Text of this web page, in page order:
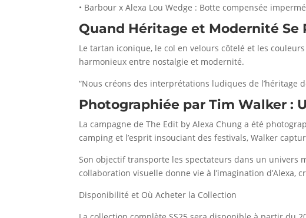
• Barbour x Alexa Lou Wedge : Botte compensée
Quand Héritage et Modernité Se
Le tartan iconique, le col en velours côtelé et les
harmonieux entre nostalgie et modernité.
“Nous créons des interprétations ludiques de l’héritage
Photographiée par Tim Walker :
La campagne de The Edit by Alexa Chung a été
camping et l’esprit insouciant des festivals, Walker
Son objectif transporte les spectateurs dans un univers
collaboration visuelle donne vie à l’imagination d’Alexa,
Disponibilité et Où Acheter la Collection